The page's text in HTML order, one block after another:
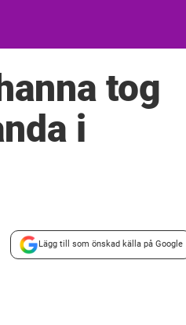
tog
i
Lägg till som önskad källa på Google